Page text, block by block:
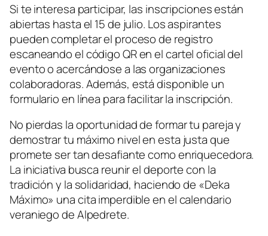
Si te interesa participar, las inscripciones están
abiertas hasta el 15 de julio. Los aspirantes
pueden completar el proceso de registro
escaneando el código QR en el cartel oficial del
evento o acercándose a las organizaciones
colaboradoras. Además, está disponible un
formulario en línea para facilitar la inscripción.
No pierdas la oportunidad de formar tu pareja y
demostrar tu máximo nivel en esta justa que
promete ser tan desafiante como enriquecedora.
La iniciativa busca reunir el deporte con la
tradición y la solidaridad, haciendo de «Deka
Máximo» una cita imperdible en el calendario
veraniego de Alpedrete.